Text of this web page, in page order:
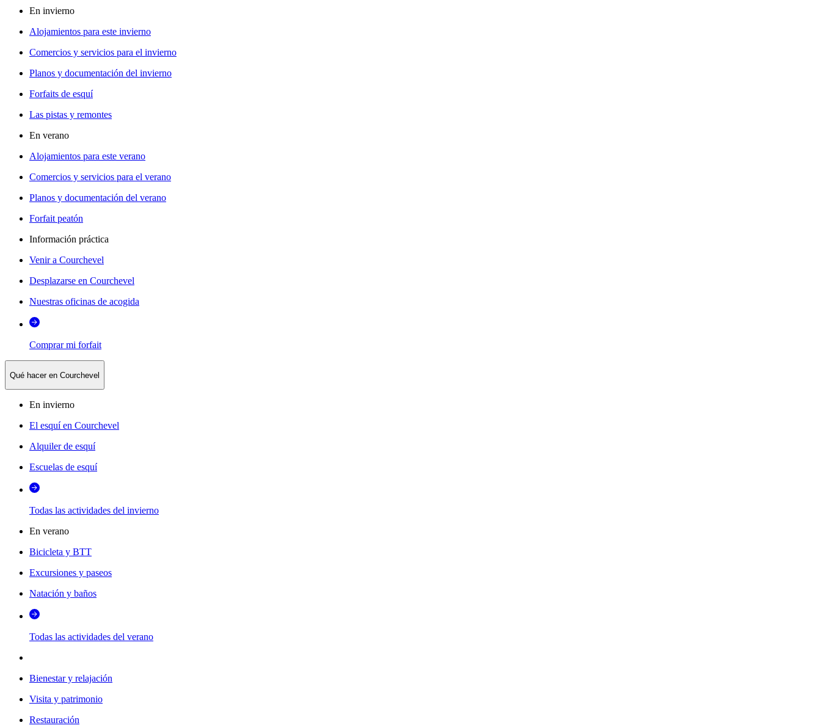
En invierno
Alojamientos para este invierno
Comercios y servicios para el invierno
Planos y documentación del invierno
Forfaits de esquí
Las pistas y remontes
En verano
Alojamientos para este verano
Comercios y servicios para el verano
Planos y documentación del verano
Forfait peatón
Información práctica
Venir a Courchevel
Desplazarse en Courchevel
Nuestras oficinas de acogida
Comprar mi forfait
Qué hacer en Courchevel
En invierno
El esquí en Courchevel
Alquiler de esquí
Escuelas de esquí
Todas las actividades del invierno
En verano
Bicicleta y BTT
Excursiones y paseos
Natación y baños
Todas las actividades del verano
Bienestar y relajación
Visita y patrimonio
Restauración